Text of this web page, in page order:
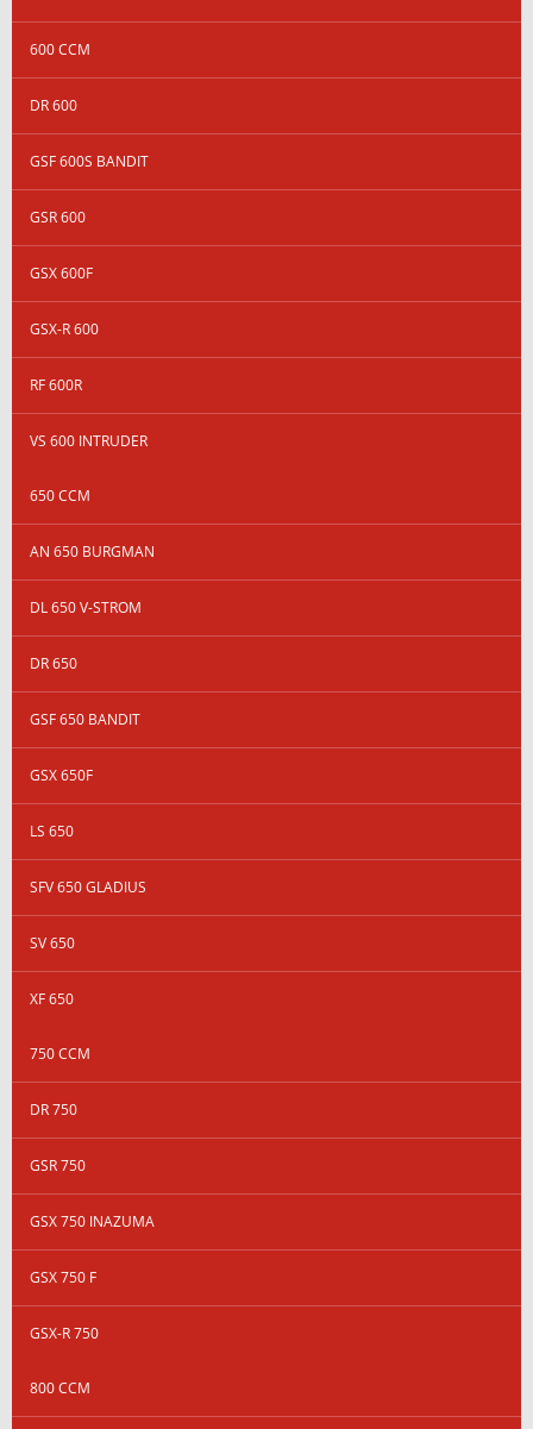
600 CCM
DR 600
GSF 600S BANDIT
GSR 600
GSX 600F
GSX-R 600
RF 600R
VS 600 INTRUDER
650 CCM
AN 650 BURGMAN
DL 650 V-STROM
DR 650
GSF 650 BANDIT
GSX 650F
LS 650
SFV 650 GLADIUS
SV 650
XF 650
750 CCM
DR 750
GSR 750
GSX 750 INAZUMA
GSX 750 F
GSX-R 750
800 CCM